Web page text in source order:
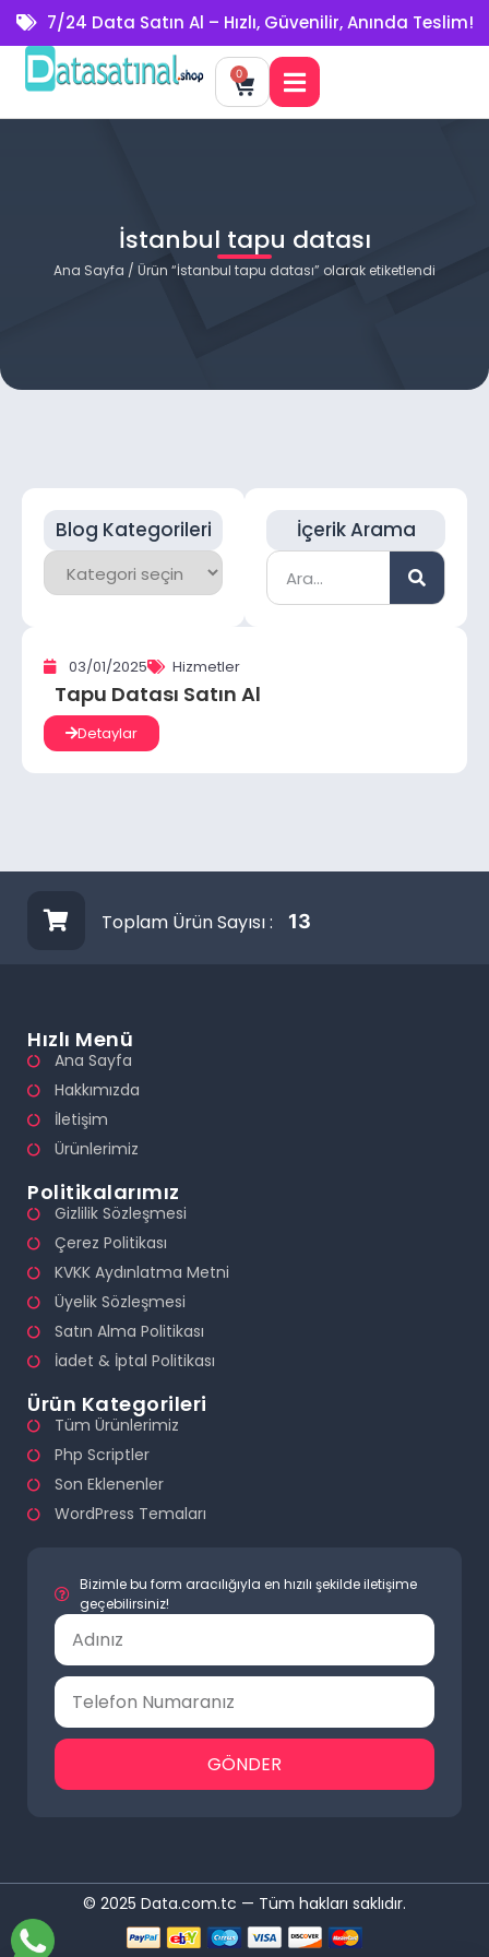
7/24 Data Satın Al – Hızlı, Güvenilir, Anında Teslim!
0
İstanbul tapu datası
Ana Sayfa / Ürün “İstanbul tapu datası” olarak etiketlendi
Blog Kategorileri İçerik Arama
03/01/2025 Hizmetler
Tapu Datası Satın Al
Detaylar
Toplam Ürün Sayısı : 13
Hızlı Menü
Ana Sayfa
Hakkımızda
İletişim
Ürünlerimiz
Politikalarımız
Gizlilik Sözleşmesi
Çerez Politikası
KVKK Aydınlatma Metni
Üyelik Sözleşmesi
Satın Alma Politikası
İadet & İptal Politikası
Ürün Kategorileri
Tüm Ürünlerimiz
Php Scriptler
Son Eklenenler
WordPress Temaları
Bizimle bu form aracılığıyla en hızılı şekilde iletişime
geçebilirsiniz!
GÖNDER
© 2025 Data.com.tc — Tüm hakları saklıdır.